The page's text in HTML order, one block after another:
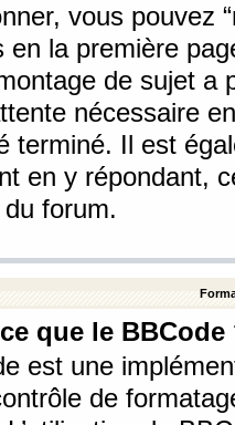
vous pouvez
en la première
de sujet a
nécessaire
terminé. Il est
en y répondant,
forum.
que le BBCode
est une
de